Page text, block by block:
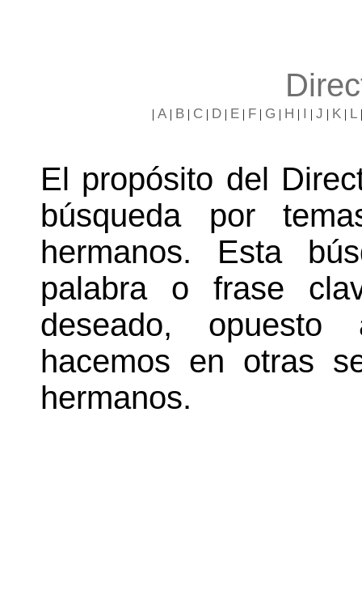
| A| B| C| D| E| F| G | H | I | J | K | L
El propósito del
búsqueda por
hermanos. Esta
palabra o frase
deseado,
hacemos en otras
hermanos.